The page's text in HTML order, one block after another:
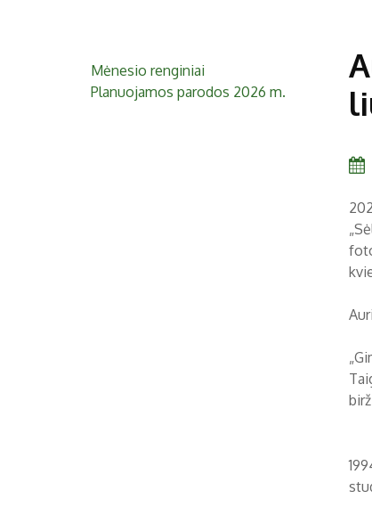
Mėnesio renginiai
Planuojamos parodos 2026 m.